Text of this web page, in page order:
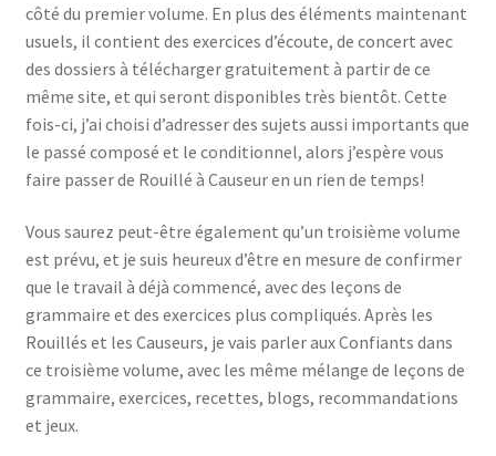
côté du premier volume. En plus des éléments maintenant
usuels, il contient des exercices d’écoute, de concert avec
des dossiers à télécharger gratuitement à partir de ce
même site, et qui seront disponibles très bientôt. Cette
fois-ci, j’ai choisi d’adresser des sujets aussi importants que
le passé composé et le conditionnel, alors j’espère vous
faire passer de Rouillé à Causeur en un rien de temps!
Vous saurez peut-être également qu’un troisième volume
est prévu, et je suis heureux d’être en mesure de confirmer
que le travail à déjà commencé, avec des leçons de
grammaire et des exercices plus compliqués. Après les
Rouillés et les Causeurs, je vais parler aux Confiants dans
ce troisième volume, avec les même mélange de leçons de
grammaire, exercices, recettes, blogs, recommandations
et jeux.